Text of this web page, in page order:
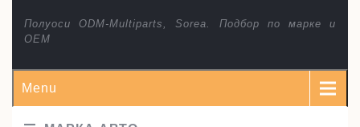
Полуоси ODM-Multiparts, Sorea. Подбор по марке и
ОЕМ
Menu